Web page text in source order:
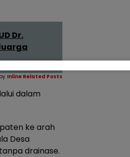
Dr.
Inline Related Posts
dalam
ke arah
Desa
drainase.